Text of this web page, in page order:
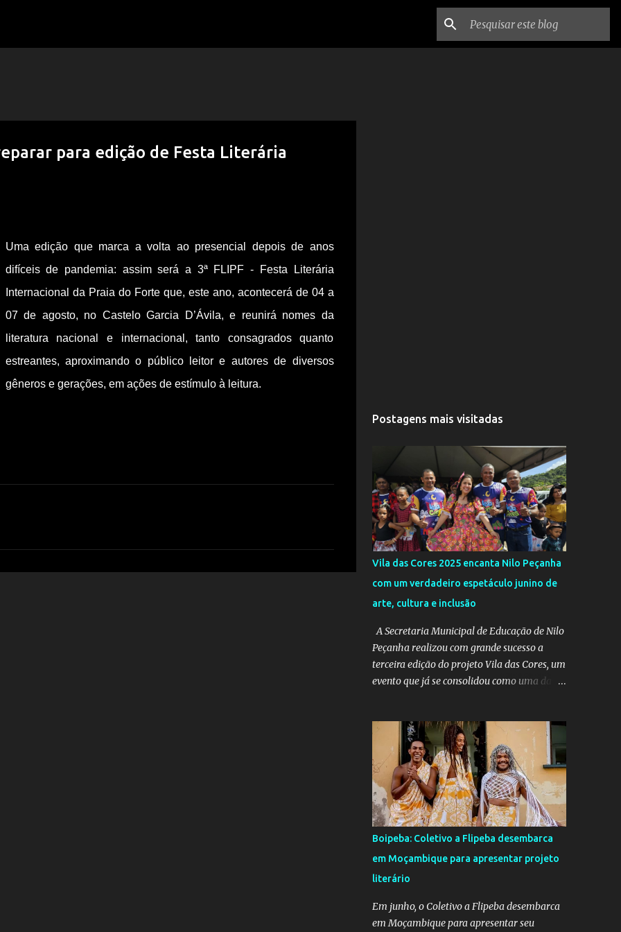
para edição de Festa Literária
Uma edição que marca a volta ao presencial depois de anos
difíceis de pandemia: assim será a 3ª FLIPF - Festa Literária
Internacional da Praia do Forte que, este ano, acontecerá de 04 a
07 de agosto, no Castelo Garcia D’Ávila, e reunirá nomes da
literatura nacional e internacional, tanto consagrados quanto
estreantes, aproximando o público leitor e autores de diversos
gêneros e gerações, em ações de estímulo à leitura.
Postagens mais visitadas
Vila das Cores 2025 encanta Nilo Peçanha
com um verdadeiro espetáculo junino de
arte, cultura e inclusão
A Secretaria Municipal de Educação de Nilo
Peçanha realizou com grande sucesso a
terceira edição do projeto Vila das Cores, um
evento que já se consolidou como uma das
voltou a emocionar e envolver alunos,
famílias, educadores e toda a comunidade
escolar em uma programação repleta de
alegria, criatividade e tradição. Entre os dias
16 e 18 de junho, o clima junino tomou conta
das comunidades de Barra dos Carvalhos e
São Francisco, passando por São Benedito e
encerrando com grande estilo na sede do
município. Em cada local, os alunos deram
um verdadeiro show de participação e
muito forró, cores vibrantes, danças típicas,
Boipeba: Coletivo a Flipeba desembarca
em Moçambique para apresentar projeto
literário
Em junho, o Coletivo a Flipeba desembarca
em Moçambique para apresentar seu